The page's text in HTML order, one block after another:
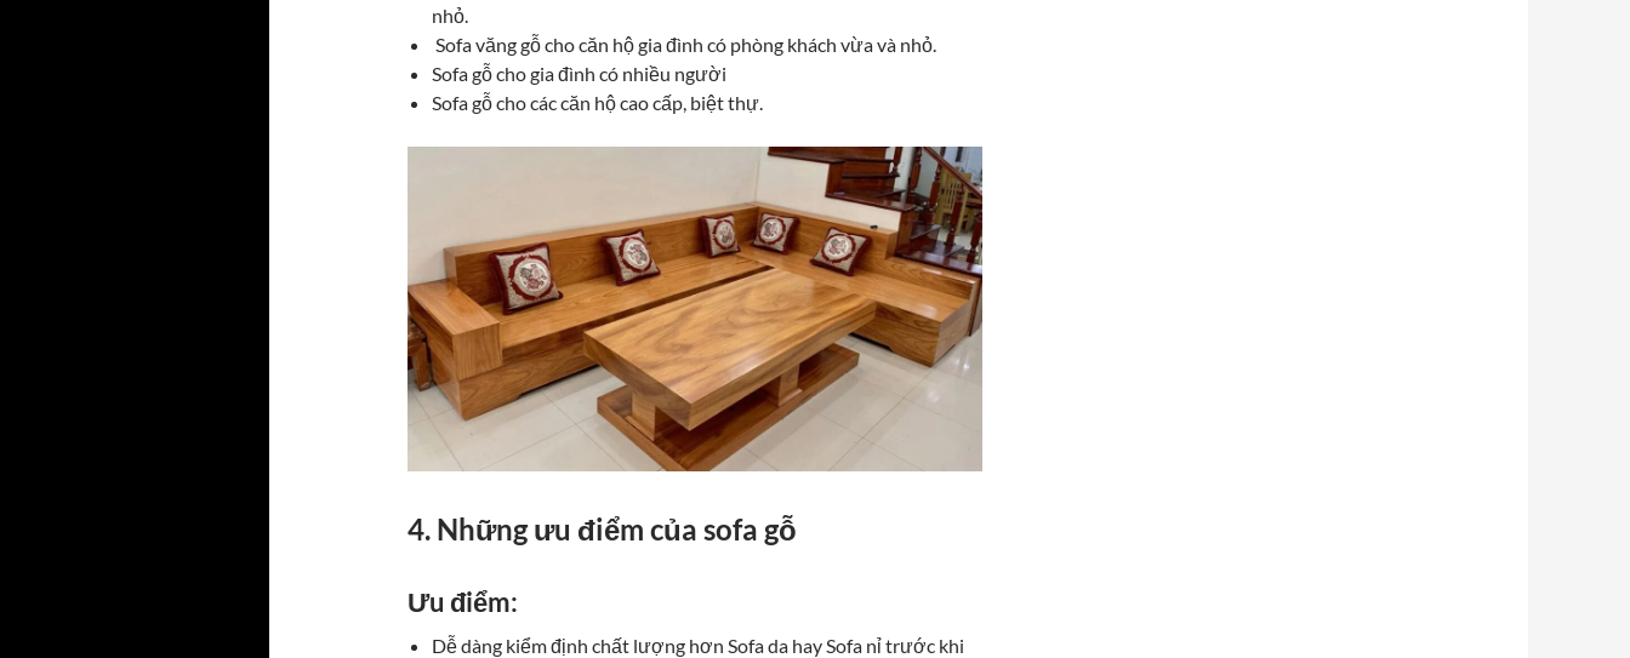
nhỏ.
Sofa văng gỗ cho căn hộ gia đình có phòng khách vừa và nhỏ.
Sofa gỗ cho gia đình có nhiều người
Sofa gỗ cho các căn hộ cao cấp, biệt thự.
4. Những ưu điểm của sofa gỗ
Ưu điểm:
Dễ dàng kiểm định chất lượng hơn Sofa da hay Sofa nỉ trước khi